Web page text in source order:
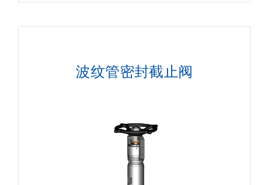
波纹管密封截止阀